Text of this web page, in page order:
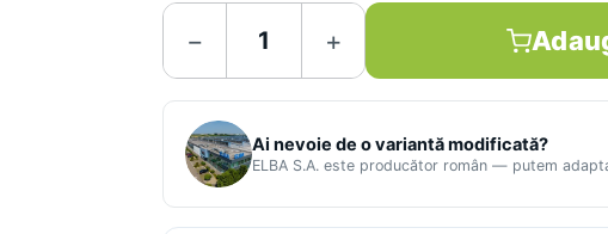
− +
Ai nevoie de o variantă modificată?
ELBA S.A. este producător român — putem